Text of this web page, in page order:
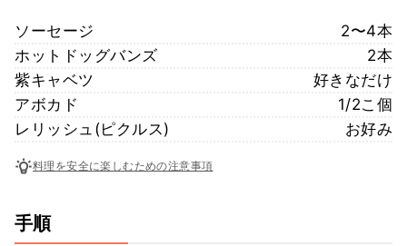
ソーセージ
2〜4本
ホットドッグバンズ
2本
紫キャベツ
好きなだけ
アボカド
1/2こ個
レリッシュ(ピクルス)
お好み
料理を安全に楽しむための注意事項
手順